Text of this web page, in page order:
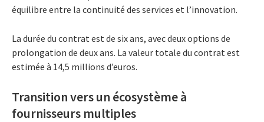
équilibre entre la continuité des services et l’innovation.
La durée du contrat est de six ans, avec deux options de
prolongation de deux ans. La valeur totale du contrat est
estimée à 14,5 millions d’euros.
Transition vers un écosystème à
fournisseurs multiples